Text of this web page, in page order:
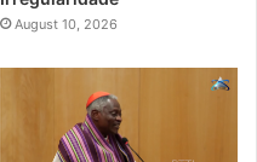
August 10, 2026